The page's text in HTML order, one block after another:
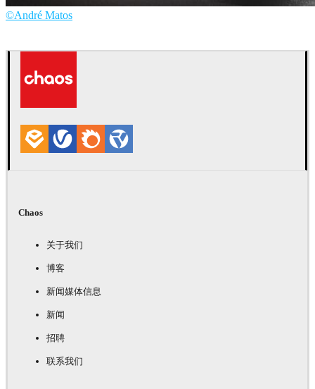
©André Matos
Chaos
关于我们
博客
新闻媒体信息
新闻
招聘
联系我们